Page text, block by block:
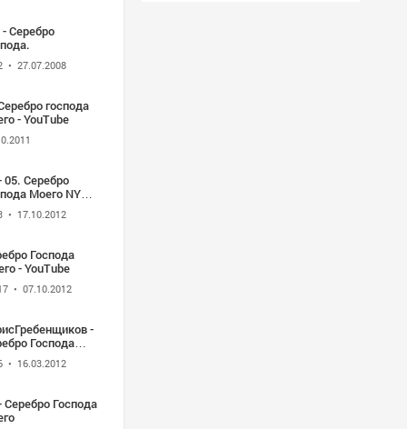
- Серебро
• 27.07.2008
господа
- YouTube
05. Серебро
Моего NY
2008
• 17.10.2012
Господа
- YouTube
• 07.10.2012
-
Господа
• 16.03.2012
Серебро Господа